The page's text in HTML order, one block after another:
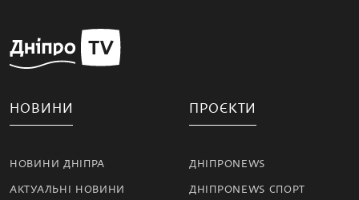
НОВИНИ
НОВИНИ ДНІПРА
АКТУАЛЬНІ НОВИНИ
ПРОЄКТИ
ДНІПРОNEWS
ДНІПРОNEWS СПОРТ